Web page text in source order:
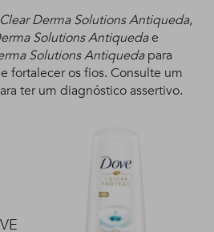
Derma Solutions Antiqueda,
Solutions Antiquedae
Solutions Antiquedapara
fortalecer os fios. Consulte um
ter um diagnóstico assertivo.